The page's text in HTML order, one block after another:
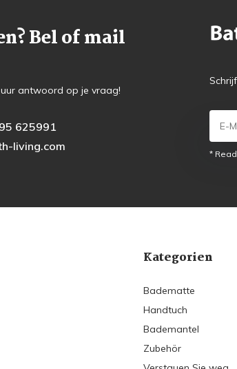
Bel of mail
uur antwoord op je vraag!
625991
living.com
*
Kategorien
Badematte
Handtuch
Bademantel
Zubehör